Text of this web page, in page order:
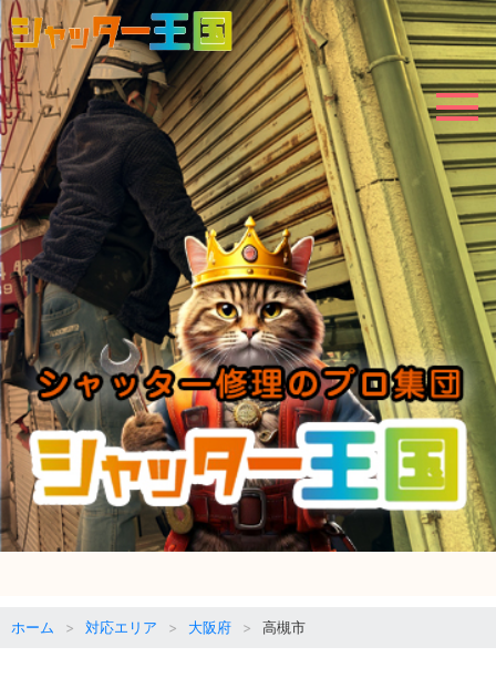
ホーム 対応エリア 大阪府 高槻市